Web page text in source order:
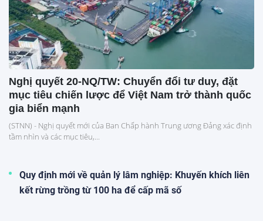
Nghị quyết 20-NQ/TW: Chuyển đổi tư duy, đặt
mục tiêu chiến lược để Việt Nam trở thành quốc
gia biển mạnh
(STNN) - Nghị quyết mới của Ban Chấp hành Trung ương Đảng xác định
tầm nhìn và các mục tiêu,...
Quy định mới về quản lý lâm nghiệp: Khuyến khích liên
kết rừng trồng từ 100 ha để cấp mã số